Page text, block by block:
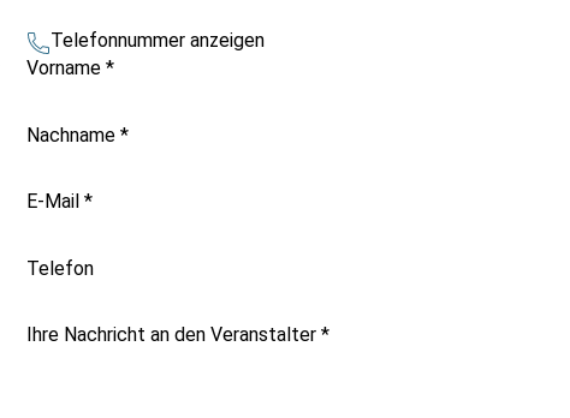
Telefonnummer anzeigen
Vorname *
Nachname *
E-Mail *
Telefon
Ihre Nachricht an den Veranstalter *